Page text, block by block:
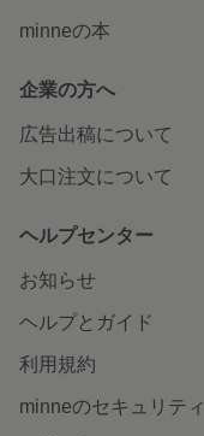
minneの本
企業の方へ
広告出稿について
大口注文について
ヘルプセンター
お知らせ
ヘルプとガイド
利用規約
minneのセキュリティ